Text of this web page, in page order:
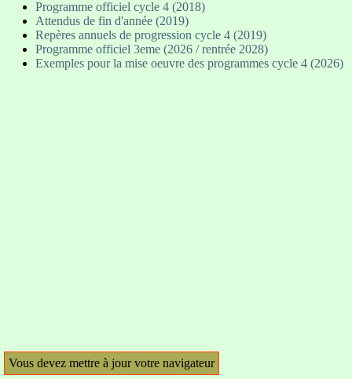
Programme officiel cycle 4 (2018)
Attendus de fin d'année (2019)
Repères annuels de progression cycle 4 (2019)
Programme officiel 3eme (2026 / rentrée 2028)
Exemples pour la mise oeuvre des programmes cycle 4 (2026)
Vous devez mettre à jour votre navigateur